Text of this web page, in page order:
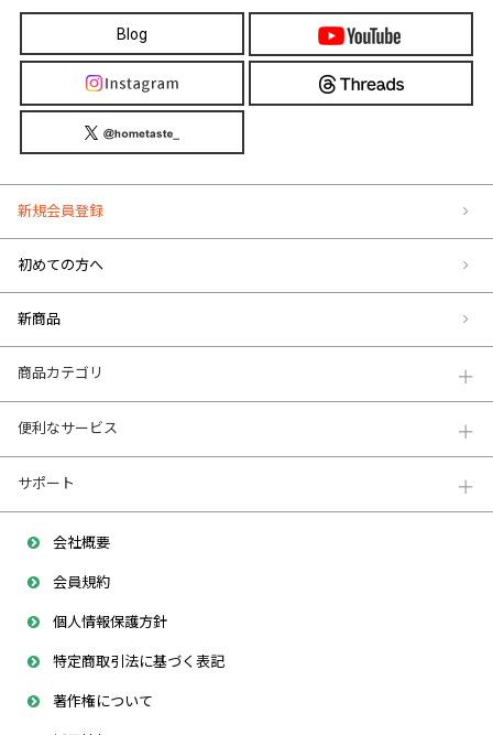
Blog
新規会員登録
初めての方へ
新商品
商品カテゴリ
便利なサービス
サポート
会社概要
会員規約
個人情報保護方針
特定商取引法に基づく表記
著作権について